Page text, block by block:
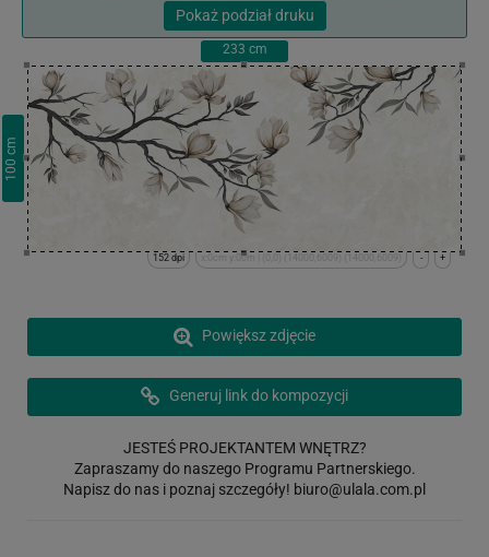
Pokaż podział druku
233 cm
100
cm
+
-
x:0cm y:0cm | (0,0) (14000,6009) (14000,6009)
152 dpi
Powiększ zdjęcie
Generuj link do kompozycji
JESTEŚ PROJEKTANTEM WNĘTRZ?
Zapraszamy do naszego Programu Partnerskiego.
Napisz do nas i poznaj szczegóły! biuro@ulala.com.pl